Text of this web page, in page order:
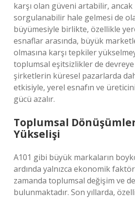
karşı olan güveni artabilir,
sorgulanabilir hale gelmesi de
büyümesiyle birlikte, özellikle
esnaflar arasında, büyük
olmasına karşı tepkiler
toplumsal eşitsizlikler de
şirketlerin küresel pazarlarda
etkisiyle, yerel esnafın ve
gücü azalır.
Toplumsal
Yükselişi
A101 gibi büyük markaların
ardında yalnızca ekonomik
zamanda toplumsal değişim ve
bulunmaktadır. Son yıllarda,